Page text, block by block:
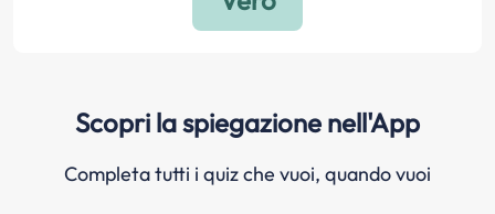
Scopri la spiegazione nell'App
Completa tutti i quiz che vuoi, quando vuoi